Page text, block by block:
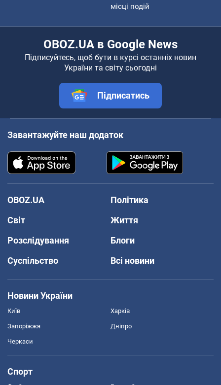
місці подій
OBOZ.UA в Google News
Підписуйтесь, щоб бути в курсі останніх новин
України та світу сьогодні
Підписатись
Завантажуйте наш додаток
OBOZ.UA
Політика
Світ
Життя
Розслідування
Блоги
Суспільство
Всі новини
Новини України
Київ Харків
Запоріжжя Дніпро
Черкаси
Спорт